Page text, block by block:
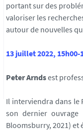
m
d
a
/
portant sur des
valoriser les
autour de nouvelles
13 juillet 2022,
Peter Arndsest
Il interviendra dans le
son dernier ouvrage
Bloomsburry, 2021)